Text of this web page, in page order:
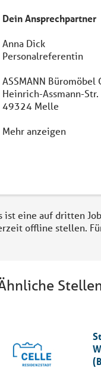
Dein Ansprechpartner
Anna Dick
Personalreferentin
ASSMANN Büromöbel
Heinrich-Assmann-Str.
49324 Melle
Mehr anzeigen
ist eine auf dritten
offline stellen.